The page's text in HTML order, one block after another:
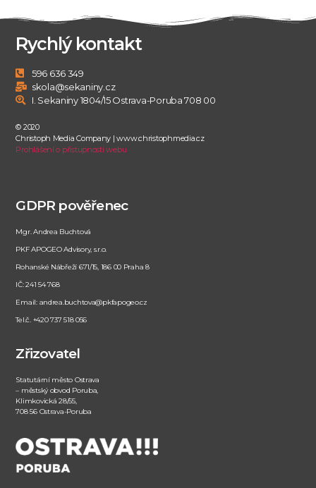
Rychlý kontakt
596 636 349
skola@sekaniny.cz
I. Sekaniny 1804/15 Ostrava-Poruba 708 00
© 2020
Christoph Media Company | www.christophmedia.cz
Prohlášení o přístupnosti webu
GDPR pověřenec
Mgr. Andrea Buchtová
PKF APOGEO Advisory, s.r.o.
Rohanské Nábřeží 671/15, 186 00 Praha 8
IČ: 241 54 768
Email: andrea.buchtova@pkfapogeo.cz
Tel.č. +420 737 518 056
Zřizovatel
Statutární město Ostrava
– městský obvod Poruba,
Klimkovická 28/55,
708 56 Ostrava-Poruba